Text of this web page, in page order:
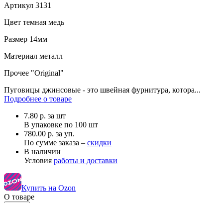
Артикул 3131
Цвет темная медь
Размер 14мм
Материал металл
Прочее "Original"
Пуговицы джинсовые - это швейная фурнитура, котора...
Подробнее о товаре
7.80 р. за шт
В упаковке по 100 шт
780.00 р. за уп.
По сумме заказа – скидки
В наличии
Условия работы и доставки
Купить на Ozon
О товаре